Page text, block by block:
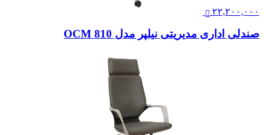
۲۲,۲۰۰,۰۰۰
صندلی اداری مدیریتی نیلپر مدل OCM 810